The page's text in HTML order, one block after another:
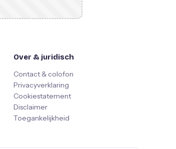
Over & juridisch
Contact & colofon
Privacyverklaring
Cookiestatement
Disclaimer
Toegankelijkheid